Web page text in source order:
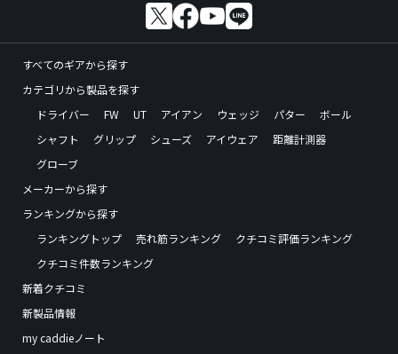
すべてのギアから探す
カテゴリから製品を探す
ドライバー
FW UT アイアン ウェッジ パター
ボール
シャフト
グリップ シューズ アイウェア
距離計測器
グローブ
メーカーから探す
ランキングから探す
ランキングトップ
売れ筋ランキング
クチコミ評価ランキング
クチコミ件数ランキング
新着クチコミ
新製品情報
my caddieノート